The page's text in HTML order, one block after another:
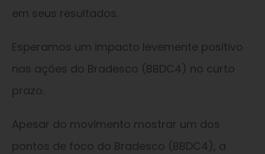
em seus resultados.
Esperamos um impacto levemente positivo
nas ações do Bradesco (BBDC4) no curto
prazo.
Apesar do movimento mostrar um dos
pontos de foco do Bradesco (BBDC4), a